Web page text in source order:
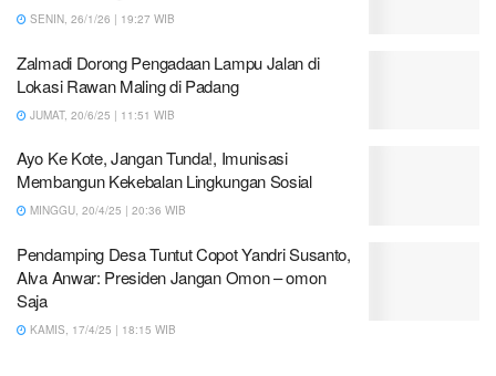
SENIN, 26/1/26 | 19:27 WIB
Zalmadi Dorong Pengadaan Lampu Jalan di
Lokasi Rawan Maling di Padang
JUMAT, 20/6/25 | 11:51 WIB
Ayo Ke Kote, Jangan Tunda!, Imunisasi
Membangun Kekebalan Lingkungan Sosial
MINGGU, 20/4/25 | 20:36 WIB
Pendamping Desa Tuntut Copot Yandri Susanto,
Alva Anwar: Presiden Jangan Omon – omon
Saja
KAMIS, 17/4/25 | 18:15 WIB